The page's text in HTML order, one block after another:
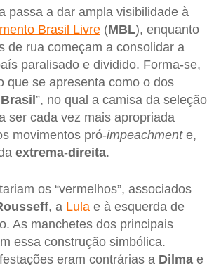
passa a dar ampla visibilidade à
Brasil Livre (MBL), enquanto
de rua começam a consolidar a
paralisado e dividido. Forma-se,
que se apresenta como o dos
”, no qual a camisa da seleção
ser cada vez mais apropriada
movimentos pró-impeachmente,
extrema-direita.
os “vermelhos”, associados
, a Lula e à esquerda de
As manchetes dos principais
essa construção simbólica.
eram contrárias a Dilma e